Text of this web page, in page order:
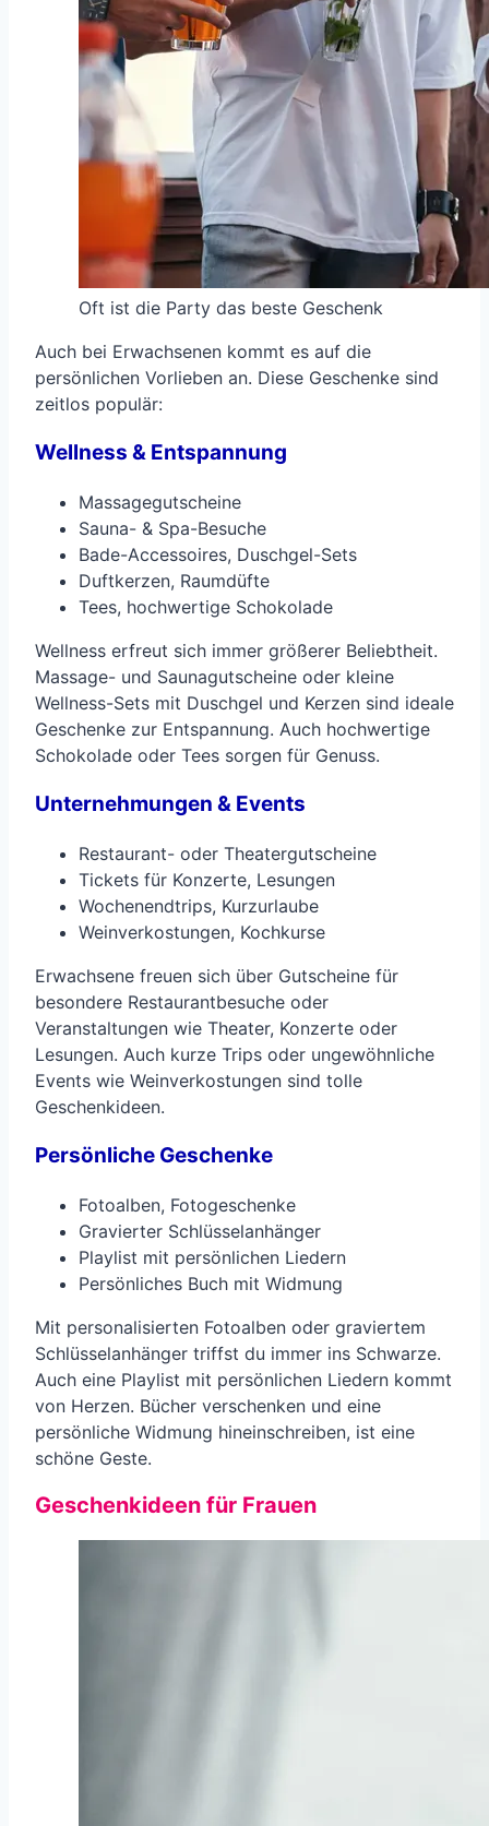
Oft ist die Party das beste Geschenk
Auch bei Erwachsenen kommt es auf die
persönlichen Vorlieben an. Diese Geschenke sind
zeitlos populär:
Wellness & Entspannung
Massagegutscheine
Sauna- & Spa-Besuche
Bade-Accessoires, Duschgel-Sets
Duftkerzen, Raumdüfte
Tees, hochwertige Schokolade
Wellness erfreut sich immer größerer Beliebtheit.
Massage- und Saunagutscheine oder kleine
Wellness-Sets mit Duschgel und Kerzen sind ideale
Geschenke zur Entspannung. Auch hochwertige
Schokolade oder Tees sorgen für Genuss.
Unternehmungen & Events
Restaurant- oder Theatergutscheine
Tickets für Konzerte, Lesungen
Wochenendtrips, Kurzurlaube
Weinverkostungen, Kochkurse
Erwachsene freuen sich über Gutscheine für
besondere Restaurantbesuche oder
Veranstaltungen wie Theater, Konzerte oder
Lesungen. Auch kurze Trips oder ungewöhnliche
Events wie Weinverkostungen sind tolle
Geschenkideen.
Persönliche Geschenke
Fotoalben, Fotogeschenke
Gravierter Schlüsselanhänger
Playlist mit persönlichen Liedern
Persönliches Buch mit Widmung
Mit personalisierten Fotoalben oder graviertem
Schlüsselanhänger triffst du immer ins Schwarze.
Auch eine Playlist mit persönlichen Liedern kommt
von Herzen. Bücher verschenken und eine
persönliche Widmung hineinschreiben, ist eine
schöne Geste.
Geschenkideen für Frauen